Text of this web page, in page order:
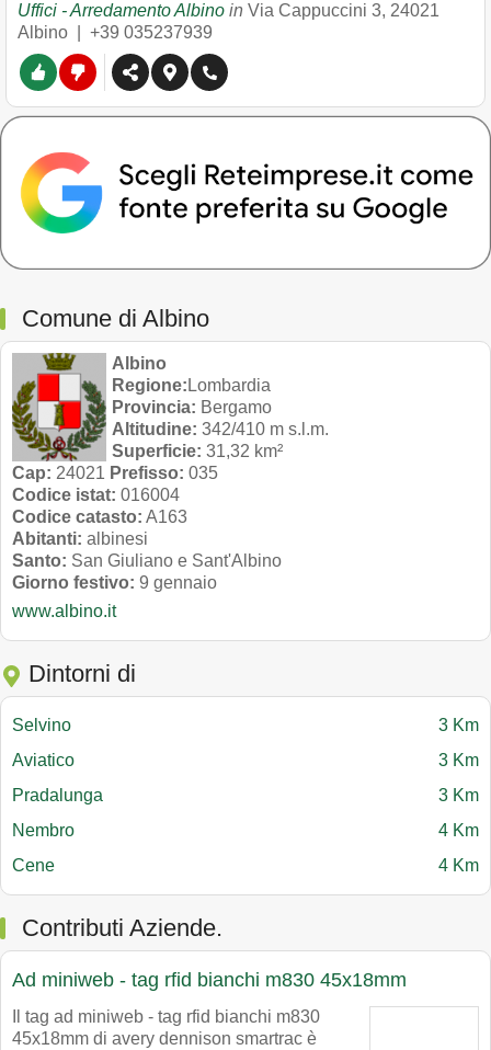
Uffici - Arredamento Albino in Via Cappuccini 3, 24021
Albino
+39 035237939
Comune di Albino
Albino
Regione: Lombardia
Provincia: Bergamo
Altitudine: 342/410 m s.l.m.
Superficie: 31,32 km²
Cap: 24021 Prefisso: 035
Codice istat: 016004
Codice catasto: A163
Abitanti: albinesi
Santo: San Giuliano e Sant'Albino
Giorno festivo: 9 gennaio
www.albino.it
Dintorni di
Selvino
3 Km
Aviatico
3 Km
Pradalunga
3 Km
Nembro
4 Km
Cene
4 Km
Contributi Aziende.
Ad miniweb - tag rfid bianchi m830 45x18mm
Il tag ad miniweb - tag rfid bianchi m830
45x18mm di avery dennison smartrac è